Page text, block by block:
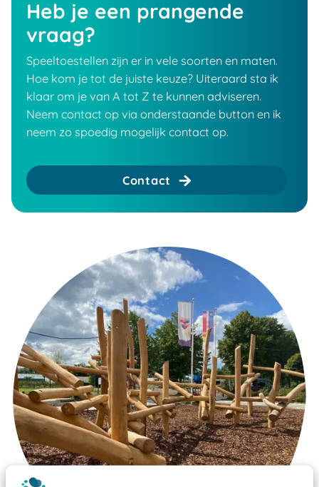
Heb je een prangende
vraag?
Speeltoestellen zijn er in vele soorten en maten.
Hoe kom je tot de juiste keuze? Uiteraard sta ik
klaar om je van A tot Z te kunnen adviseren.
Neem contact op via onderstaande button en ik
neem zo spoedig mogelijk contact op.
Contact